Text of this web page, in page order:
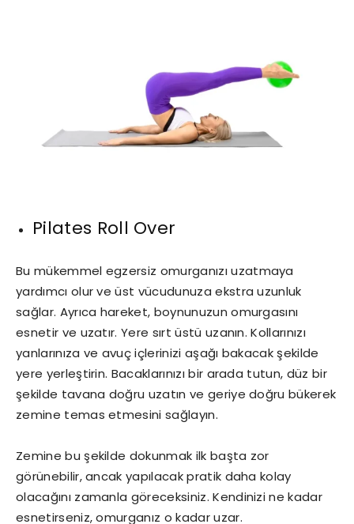
Pilates Roll Over
Bu mükemmel egzersiz omurganızı uzatmaya
yardımcı olur ve üst vücudunuza ekstra uzunluk
sağlar. Ayrıca hareket, boynunuzun omurgasını
esnetir ve uzatır. Yere sırt üstü uzanın. Kollarınızı
yanlarınıza ve avuç içlerinizi aşağı bakacak şekilde
yere yerleştirin. Bacaklarınızı bir arada tutun, düz bir
şekilde tavana doğru uzatın ve geriye doğru bükerek
zemine temas etmesini sağlayın.
Zemine bu şekilde dokunmak ilk başta zor
görünebilir, ancak yapılacak pratik daha kolay
olacağını zamanla göreceksiniz. Kendinizi ne kadar
esnetirseniz, omurganız o kadar uzar.